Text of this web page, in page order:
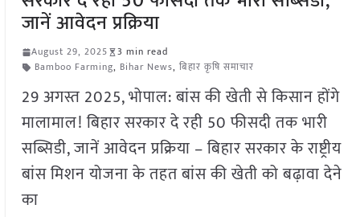
जानें आवेदन प्रक्रिया
August 29, 2025
3 min read
Bamboo Farming, Bihar News, बिहार कृषि समाचार
29 अगस्त 2025, भोपाल: बांस की खेती से किसान होंगे
मालामाल! बिहार सरकार दे रही 50 फीसदी तक भारी
सब्सिडी, जानें आवेदन प्रक्रिया – बिहार सरकार के राष्ट्रीय
बांस मिशन योजना के तहत बांस की खेती को बढ़ावा देने
का